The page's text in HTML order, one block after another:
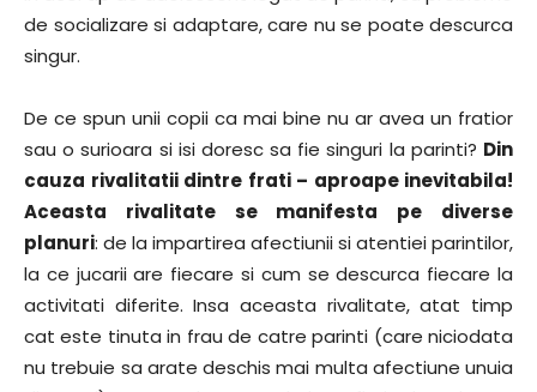
de socializare si adaptare, care nu se poate descurca
singur.
De ce spun unii copii ca mai bine nu ar avea un fratior
sau o surioara si isi doresc sa fie singuri la parinti? Din
cauza rivalitatii dintre frati – aproape inevitabila!
Aceasta rivalitate se manifesta pe diverse
planuri: de la impartirea afectiunii si atentiei parintilor,
la ce jucarii are fiecare si cum se descurca fiecare la
activitati diferite. Insa aceasta rivalitate, atat timp
cat este tinuta in frau de catre parinti (care niciodata
nu trebuie sa arate deschis mai multa afectiune unuia